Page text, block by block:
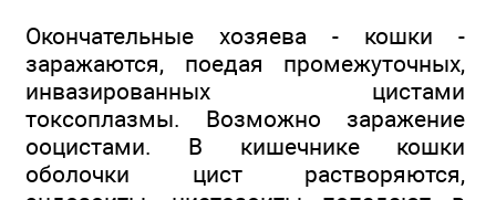
Окончательные хозяева - кошки -
заражаются, поедая промежуточных,
инвазированных цистами
токсоплазмы. Возможно заражение
ооцистами. В кишечнике кошки
оболочки цист растворяются,